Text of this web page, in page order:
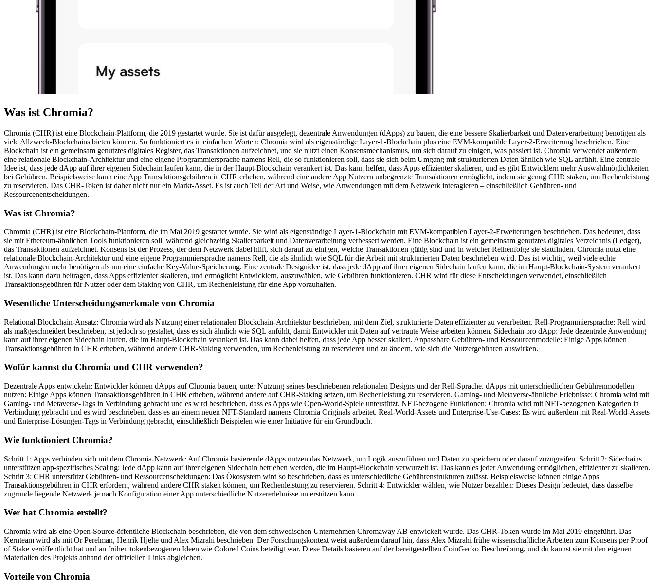
Was ist Chromia?
Chromia (CHR) ist eine Blockchain-Plattform, die 2019 gestartet wurde. Sie ist dafür ausgelegt, dezentrale Anwendungen (dApps) zu bauen, die eine bessere Skalierbarkeit und Datenverarbeitung benötigen als
viele Allzweck-Blockchains bieten können. So funktioniert es in einfachen Worten: Chromia wird als eigenständige Layer-1-Blockchain plus eine EVM-kompatible Layer-2-Erweiterung beschrieben. Eine
Blockchain ist ein gemeinsam genutztes digitales Register, das Transaktionen aufzeichnet, und sie nutzt einen Konsensmechanismus, um sich darauf zu einigen, was passiert ist. Chromia verwendet außerdem
eine relationale Blockchain-Architektur und eine eigene Programmiersprache namens Rell, die so funktionieren soll, dass sie sich beim Umgang mit strukturierten Daten ähnlich wie SQL anfühlt. Eine zentrale
Idee ist, dass jede dApp auf ihrer eigenen Sidechain laufen kann, die in der Haupt-Blockchain verankert ist. Das kann helfen, dass Apps effizienter skalieren, und es gibt Entwicklern mehr Auswahlmöglichkeiten
bei Gebühren. Beispielsweise kann eine App Transaktionsgebühren in CHR erheben, während eine andere App Nutzern unbegrenzte Transaktionen ermöglicht, indem sie genug CHR staken, um Rechenleistung
zu reservieren. Das CHR-Token ist daher nicht nur ein Markt-Asset. Es ist auch Teil der Art und Weise, wie Anwendungen mit dem Netzwerk interagieren – einschließlich Gebühren- und
Ressourcenentscheidungen.
Was ist Chromia?
Chromia (CHR) ist eine Blockchain-Plattform, die im Mai 2019 gestartet wurde. Sie wird als eigenständige Layer-1-Blockchain mit EVM-kompatiblen Layer-2-Erweiterungen beschrieben. Das bedeutet, dass
sie mit Ethereum-ähnlichen Tools funktionieren soll, während gleichzeitig Skalierbarkeit und Datenverarbeitung verbessert werden. Eine Blockchain ist ein gemeinsam genutztes digitales Verzeichnis (Ledger),
das Transaktionen aufzeichnet. Konsens ist der Prozess, der dem Netzwerk dabei hilft, sich darauf zu einigen, welche Transaktionen gültig sind und in welcher Reihenfolge sie stattfinden. Chromia nutzt eine
relationale Blockchain-Architektur und eine eigene Programmiersprache namens Rell, die als ähnlich wie SQL für die Arbeit mit strukturierten Daten beschrieben wird. Das ist wichtig, weil viele echte
Anwendungen mehr benötigen als nur eine einfache Key-Value-Speicherung. Eine zentrale Designidee ist, dass jede dApp auf ihrer eigenen Sidechain laufen kann, die im Haupt-Blockchain-System verankert
ist. Das kann dazu beitragen, dass Apps effizienter skalieren, und ermöglicht Entwicklern, auszuwählen, wie Gebühren funktionieren. CHR wird für diese Entscheidungen verwendet, einschließlich
Transaktionsgebühren für Nutzer oder dem Staking von CHR, um Rechenleistung für eine App vorzuhalten.
Wesentliche Unterscheidungsmerkmale von Chromia
Relational-Blockchain-Ansatz: Chromia wird als Nutzung einer relationalen Blockchain-Architektur beschrieben, mit dem Ziel, strukturierte Daten effizienter zu verarbeiten. Rell-Programmiersprache: Rell wird
als maßgeschneidert beschrieben, ist jedoch so gestaltet, dass es sich ähnlich wie SQL anfühlt, damit Entwickler mit Daten auf vertraute Weise arbeiten können. Sidechain pro dApp: Jede dezentrale Anwendung
kann auf ihrer eigenen Sidechain laufen, die im Haupt-Blockchain verankert ist. Das kann dabei helfen, dass jede App besser skaliert. Anpassbare Gebühren- und Ressourcenmodelle: Einige Apps können
Transaktionsgebühren in CHR erheben, während andere CHR-Staking verwenden, um Rechenleistung zu reservieren und zu ändern, wie sich die Nutzergebühren auswirken.
Wofür kannst du Chromia und CHR verwenden?
Dezentrale Apps entwickeln: Entwickler können dApps auf Chromia bauen, unter Nutzung seines beschriebenen relationalen Designs und der Rell-Sprache. dApps mit unterschiedlichen Gebührenmodellen
nutzen: Einige Apps können Transaktionsgebühren in CHR erheben, während andere auf CHR-Staking setzen, um Rechenleistung zu reservieren. Gaming- und Metaverse-ähnliche Erlebnisse: Chromia wird mit
Gaming- und Metaverse-Tags in Verbindung gebracht und es wird beschrieben, dass es Apps wie Open-World-Spiele unterstützt. NFT-bezogene Funktionen: Chromia wird mit NFT-bezogenen Kategorien in
Verbindung gebracht und es wird beschrieben, dass es an einem neuen NFT-Standard namens Chromia Originals arbeitet. Real-World-Assets und Enterprise-Use-Cases: Es wird außerdem mit Real-World-Assets
und Enterprise-Lösungen-Tags in Verbindung gebracht, einschließlich Beispielen wie einer Initiative für ein Grundbuch.
Wie funktioniert Chromia?
Schritt 1: Apps verbinden sich mit dem Chromia-Netzwerk: Auf Chromia basierende dApps nutzen das Netzwerk, um Logik auszuführen und Daten zu speichern oder darauf zuzugreifen. Schritt 2: Sidechains
unterstützen app-spezifisches Scaling: Jede dApp kann auf ihrer eigenen Sidechain betrieben werden, die im Haupt-Blockchain verwurzelt ist. Das kann es jeder Anwendung ermöglichen, effizienter zu skalieren.
Schritt 3: CHR unterstützt Gebühren- und Ressourcenscheidungen: Das Ökosystem wird so beschrieben, dass es unterschiedliche Gebührenstrukturen zulässt. Beispielsweise können einige Apps
Transaktionsgebühren in CHR erfordern, während andere CHR staken können, um Rechenleistung zu reservieren. Schritt 4: Entwickler wählen, wie Nutzer bezahlen: Dieses Design bedeutet, dass dasselbe
zugrunde liegende Netzwerk je nach Konfiguration einer App unterschiedliche Nutzererlebnisse unterstützen kann.
Wer hat Chromia erstellt?
Chromia wird als eine Open-Source-öffentliche Blockchain beschrieben, die von dem schwedischen Unternehmen Chromaway AB entwickelt wurde. Das CHR-Token wurde im Mai 2019 eingeführt. Das
Kernteam wird als mit Or Perelman, Henrik Hjelte und Alex Mizrahi beschrieben. Der Forschungskontext weist außerdem darauf hin, dass Alex Mizrahi frühe wissenschaftliche Arbeiten zum Konsens per Proof
of Stake veröffentlicht hat und an frühen tokenbezogenen Ideen wie Colored Coins beteiligt war. Diese Details basieren auf der bereitgestellten CoinGecko-Beschreibung, und du kannst sie mit den eigenen
Materialien des Projekts anhand der offiziellen Links abgleichen.
Vorteile von Chromia